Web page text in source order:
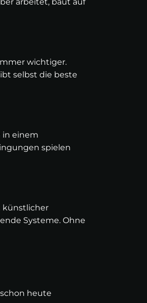
wichtiger.
selbst die beste
in einem
spielen
künstlicher
Systeme. Ohne
heute